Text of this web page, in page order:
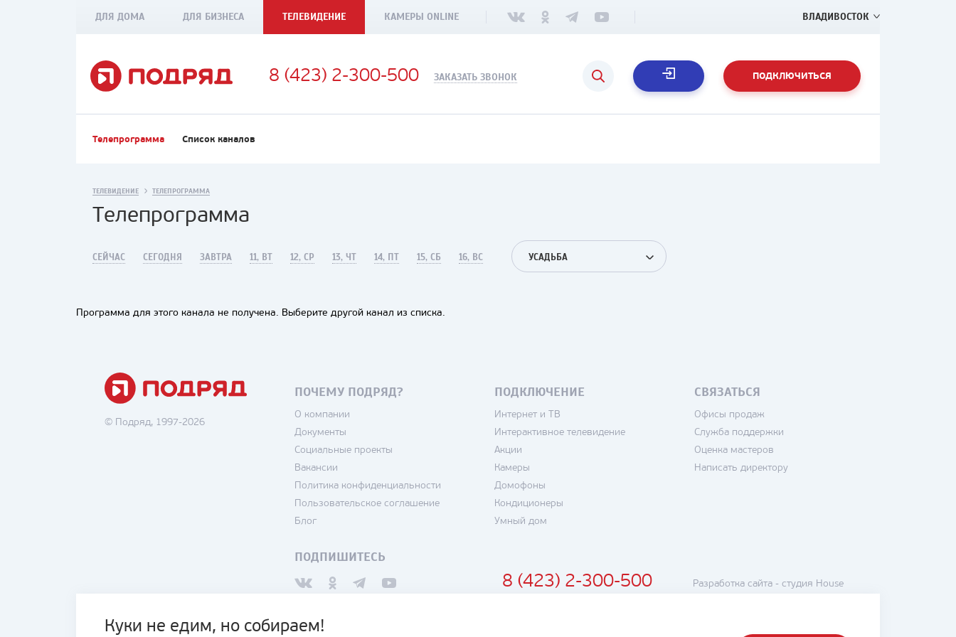
ДЛЯ ДОМА ДЛЯ БИЗНЕСА ТЕЛЕВИДЕНИЕ КАМЕРЫ ONLINE ВЛАДИВОСТОК
8 (423) 2-300-500 ЗАКАЗАТЬ ЗВОНОК ПОДКЛЮЧИТЬСЯ
Телепрограмма Список каналов
Куки не едим, но собираем!
ТЕЛЕВИДЕНИЕ ТЕЛЕПРОГРАММА
Телепрограмма
СЕЙЧАС СЕГОДНЯ ЗАВТРА 11, ВТ 12, СР 13, ЧТ 14, ПТ 15, СБ 16, ВС УСАДЬБА
Программа для этого канала не получена. Выберите другой канал из списка.
© Подряд, 1997-2026
ПОЧЕМУ ПОДРЯД?
О компании
Документы
Социальные проекты
Вакансии
Политика конфиденциальности
Пользовательское соглашение
Блог
ПОДКЛЮЧЕНИЕ
Интернет и ТВ
Интерактивное телевидение
Акции
Камеры
Домофоны
Кондиционеры
Умный дом
СВЯЗАТЬСЯ
Офисы продаж
Служба поддержки
Оценка мастеров
Написать директору
ПОДПИШИТЕСЬ
8 (423) 2-300-500 Разработка сайта - студия House